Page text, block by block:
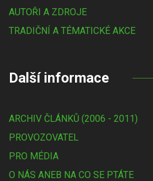
AUTOŘI A ZDROJE
TRADIČNÍ A TÉMATICKÉ AKCE
Další informace
ARCHIV ČLÁNKŮ (2006 - 2011)
PROVOZOVATEL
PRO MÉDIA
O NÁS ANEB NA CO SE PTÁTE